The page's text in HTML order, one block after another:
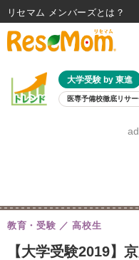
大学受験 by 東進
医専予備校徹底リサ
8月開
【大学受験2019】
教育・受験 高校生
リセマム メンバーズ